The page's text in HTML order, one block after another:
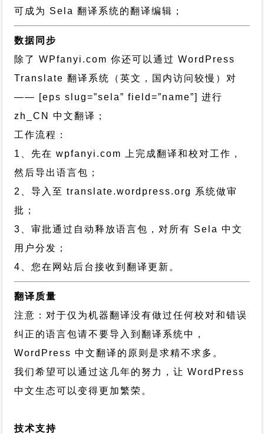
可成为 Sela 翻译系统的翻译编辑；
数据同步
除了 WPfanyi.com 你还可以通过WordPress
Translate 翻译系统（英文，国内访问较慢）对
—— [eps slug=”sela” field=”name”]进行
zh_CN
中文翻译；
工作流程：
1、先在 wpfanyi.com 上完成翻译和校对工作，
然后导出语言包；
2、导入至 translate.wordpress.org 系统做审
批；
3、审批通过自动释放语言包，对所有 Sela 中文
用户分发；
4、您在网站后台接收到翻译更新。
翻译质量
注意：对于仅为机器翻译没有做过任何校对和错误
纠正的语言包请不要导入到翻译系统中，
WordPress 中文翻译的原则 是求精不求多。
我们希望可以通过这几年的努力，让 WordPress
中文生态可以变得更加繁荣。
技术支持